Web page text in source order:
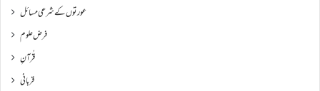
عورتوں کے شرعی مسائل
فرض علوم
قُرآنِ
قربانی